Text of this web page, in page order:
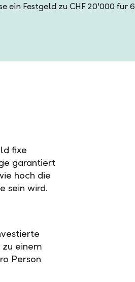
ein Festgeld zu CHF 20'000 für 6
fixe
garantiert
hoch die
sein wird.
einem
Person